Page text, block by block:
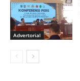
Advertorial